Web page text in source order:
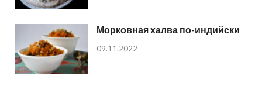
Морковная халва по-индийски
09.11.2022